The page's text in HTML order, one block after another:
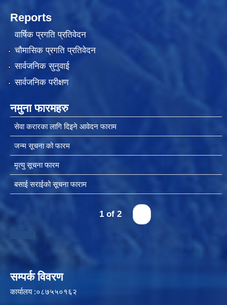
Reports
वार्षिक प्रगति प्रतिवेदन
चौमासिक प्रगति प्रतिवेदन
सार्वजनिक सुनुवाई
सार्वजनिक परीक्षण
नमुना फारमहरु
सेवा करारका लागि दिइने आवेदन फाराम
जन्म सूचना को फारम
मृत्यु सूचना फारम
बसाई सराईको सूचना फाराम
1 of 2
सम्पर्क विवरण
कार्यालय :०८७५५०१६२